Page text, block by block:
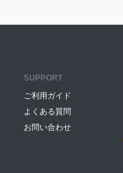
SUPPORT
ご利用ガイド
よくある質問
お問い合わせ